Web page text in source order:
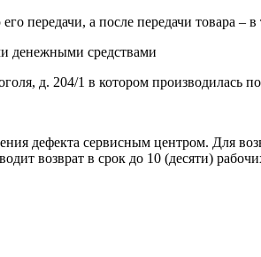
передачи, а после передачи товара –
денежными средствами
д. 204/1 в котором производилась
дефекта сервисным центром. Для
возврат в срок до 10 (десяти)